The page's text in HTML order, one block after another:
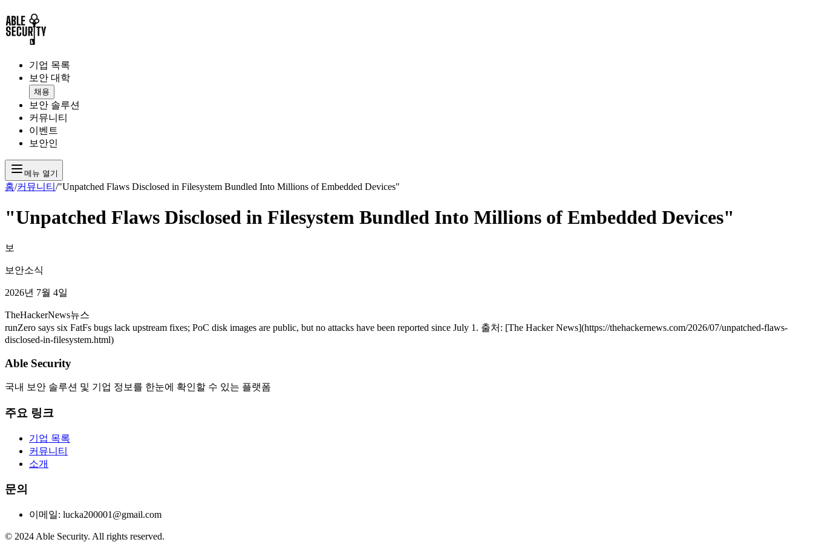
기업 목록
보안 대학
채용
보안 솔루션
커뮤니티
이벤트
보안인
메뉴 열기
홈/커뮤니티 /"Unpatched Flaws Disclosed in Filesystem Bundled Into Millions of Embedded Devices"
"Unpatched Flaws Disclosed in Filesystem Bundled Into Millions of Embedded Devices"
보
보안소식
2026년 7월 4일
TheHackerNews뉴스
runZero says six FatFs bugs lack upstream fixes; PoC disk images are public, but no attacks have been reported since July 1. 출처: [The Hacker News](https://thehackernews.com/2026/07/unpatched-flaws-
disclosed-in-filesystem.html)
Able Security
국내 보안 솔루션 및 기업 정보를 한눈에 확인할 수 있는 플랫폼
주요 링크
기업 목록
커뮤니티
소개
문의
이메일: lucka200001@gmail.com
© 2024 Able Security. All rights reserved.